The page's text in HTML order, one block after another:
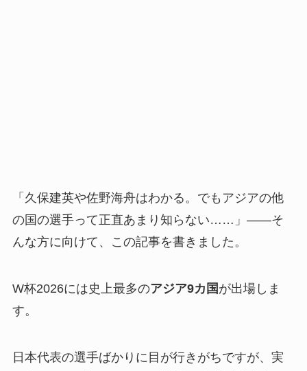
「久保建英や佐野海舟はわかる。でもアジアの他
の国の選手って正直あまり知らない……」——そ
んな方に向けて、この記事を書きました。
W杯2026には史上最多のアジア9カ国 が出場しま
す。
日本代表の選手ばかりに目が行きがちですが、実